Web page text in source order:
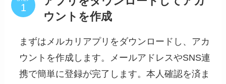
ウントを作成
まずはメルカリアプリをダウンロードし、アカ
ウントを作成します。メールアドレスやSNS連
携で簡単に登録が完了します。本人確認を済ま